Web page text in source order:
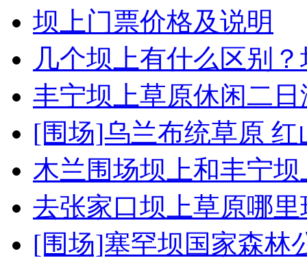
坝上门票价格及说明
几个坝上有什么区别
丰宁坝上草原休闲二日
[围场]乌兰布统草原 红
木兰围场坝上和丰宁
去张家口坝上草原哪
[围场]塞罕坝国家森林